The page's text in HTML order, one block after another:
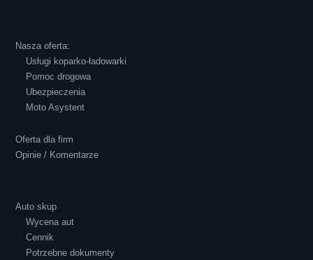
Polecam S-Car.pl, szybka i bardzo miła
Nasza oferta:
Usługi koparko-ładowarki
Pomoc drogowa
Ubezpieczenia
Moto Asystent
Oferta dla firm
Opinie / Komentarze
Auto skup
Wycena aut
Cennik
Potrzebne dokumenty